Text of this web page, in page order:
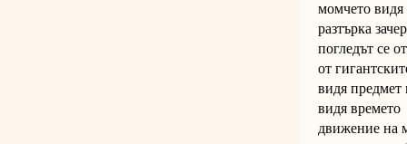
момчето видя
разтърка
погледът се
от
видя
видя времето
движение на